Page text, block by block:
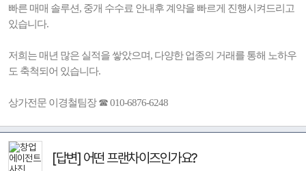
빠른 매매 솔루션, 중개 수수료 안내후 계약을 빠르게 진행시켜드리고
있습니다.
저희는 매년 많은 실적을 쌓았으며, 다양한 업종의 거래를 통해 노하우
도 축척되어 있습니다.
상가전문 이경철팀장 ☎ 010-6876-6248
[답변] 어떤 프랜차이즈인가요?